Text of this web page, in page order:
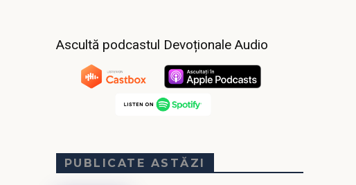
Ascultă podcastul Devoționale Audio
PUBLICATE ASTĂZI